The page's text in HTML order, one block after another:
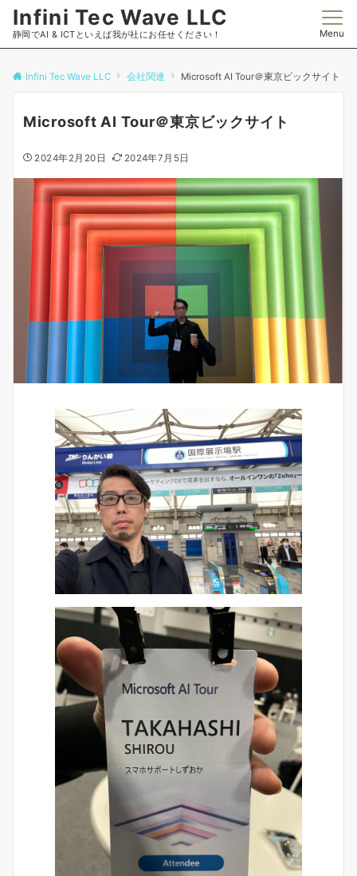
Infini Tec Wave LLC
静岡でAI & ICTといえば我が社にお任せください！ Menu
Infini Tec Wave LLC 会社関連 Microsoft AI Tour＠東京ビックサイト
Microsoft AI Tour＠東京ビックサイト
2024年2月20日 2024年7月5日